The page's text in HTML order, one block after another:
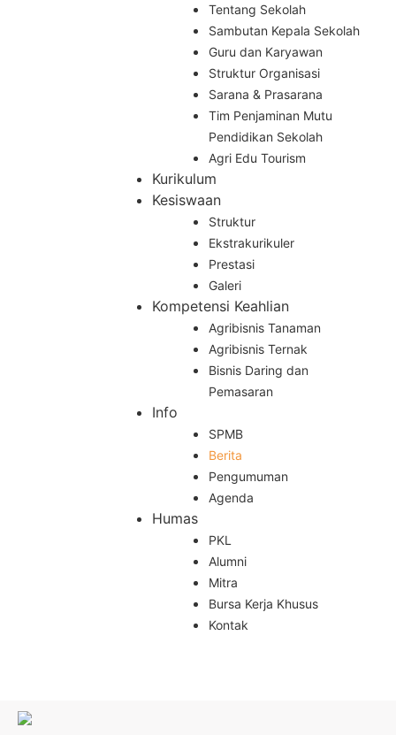
Tentang Sekolah
Sambutan Kepala Sekolah
Guru dan Karyawan
Struktur Organisasi
Sarana & Prasarana
Tim Penjaminan Mutu
Pendidikan Sekolah
Agri Edu Tourism
Kurikulum
Kesiswaan
Struktur
Ekstrakurikuler
Prestasi
Galeri
Kompetensi Keahlian
Agribisnis Tanaman
Agribisnis Ternak
Bisnis Daring dan
Pemasaran
Info
SPMB
Berita
Pengumuman
Agenda
Humas
PKL
Alumni
Mitra
Bursa Kerja Khusus
Kontak